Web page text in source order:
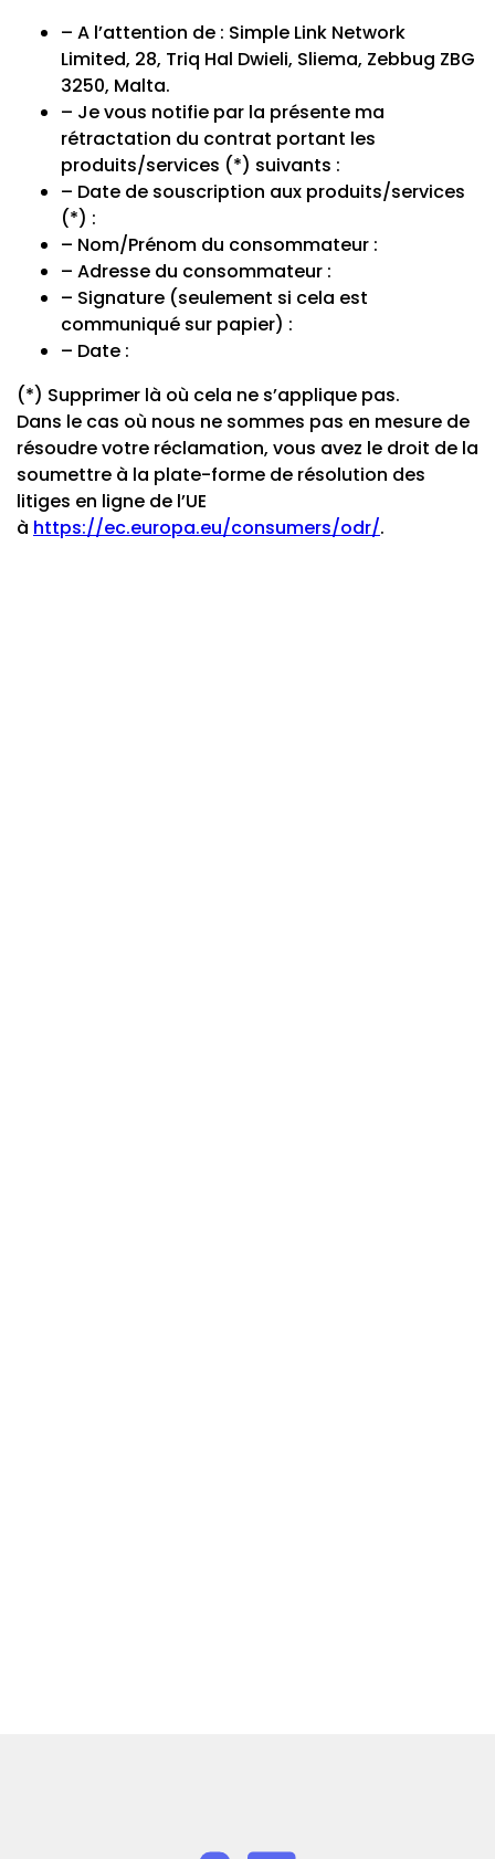
– A l’attention de : Simple Link Network
Limited, 28, Triq Hal Dwieli, Sliema, Zebbug ZBG
3250, Malta.
– Je vous notifie par la présente ma
rétractation du contrat portant les
produits/services (*) suivants :
– Date de souscription aux produits/services
(*) :
– Nom/Prénom du consommateur :
– Adresse du consommateur :
– Signature (seulement si cela est
communiqué sur papier) :
– Date :
(*) Supprimer là où cela ne s’applique pas.
Dans le cas où nous ne sommes pas en mesure de
résoudre votre réclamation, vous avez le droit de la
soumettre à la plate-forme de résolution des
litiges en ligne de l’UE
à https://ec.europa.eu/consumers/odr/.